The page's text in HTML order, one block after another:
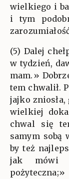
wielkiego i
i tym
(5) Dalej
w tydzień,
mam.»
tem chwalił.
jajko zniosła,
wielkiej
chwal się
samym sobą
by też
jak mówi